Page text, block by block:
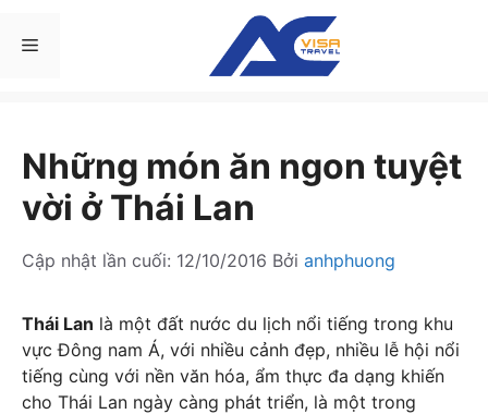
đến Menu
Những món ăn ngon tuyệt
vời ở Thái Lan
Cập nhật lần cuối: 12/10/2016 Bởi anhphuong
Thái Lan là một đất nước du lịch nổi tiếng trong khu
vực Đông nam Á, với nhiều cảnh đẹp, nhiều lễ hội nổi
tiếng cùng với nền văn hóa, ẩm thực đa dạng khiến
cho Thái Lan ngày càng phát triển, là một trong